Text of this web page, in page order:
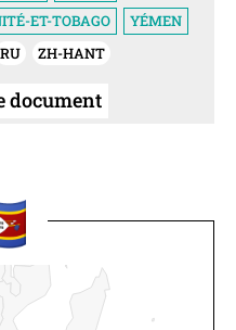
ET-TOBAGO
YÉMEN
RU ZH-HANT
document